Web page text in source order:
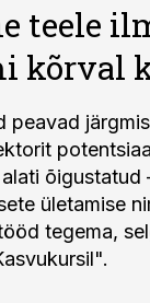
teele
kõrval
peavad
õigustatud
ületamise
tegema,